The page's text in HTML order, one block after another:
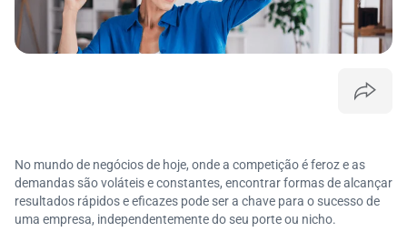
No mundo de negócios de hoje, onde a competição é feroz e as
demandas são voláteis e constantes, encontrar formas de alcançar
resultados rápidos e eficazes pode ser a chave para o sucesso de
uma empresa, independentemente do seu porte ou nicho.